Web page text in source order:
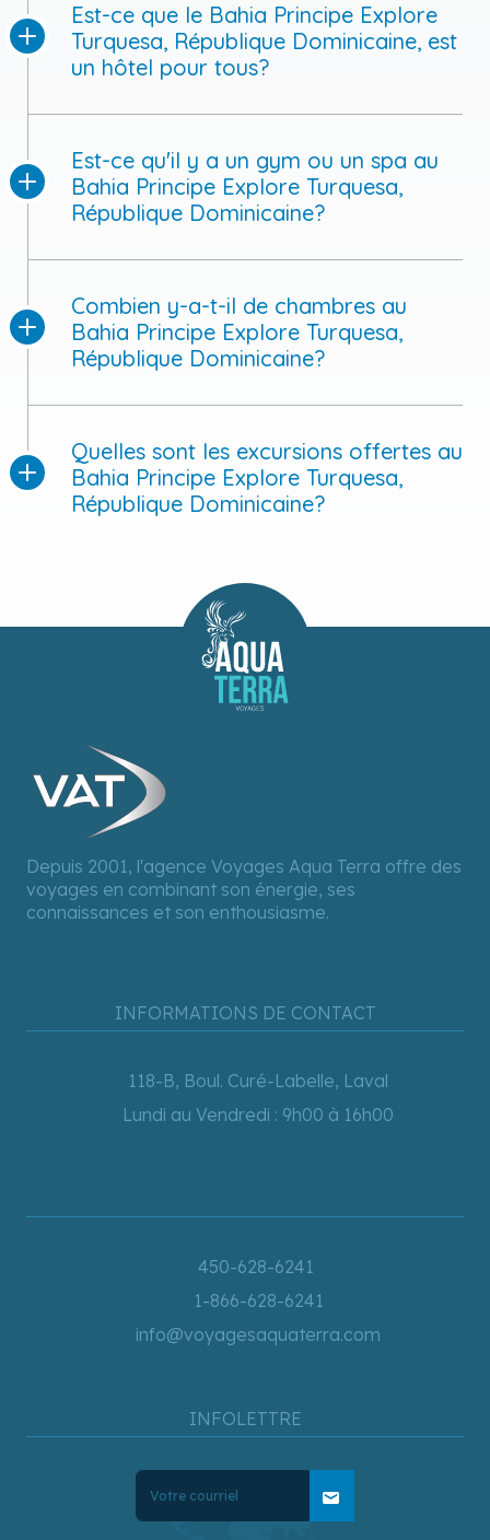
Est-ce que le Bahia Principe Explore
Turquesa, République Dominicaine, est
un hôtel pour tous?
Est-ce qu'il y a un gym ou un spa au
Bahia Principe Explore Turquesa,
République Dominicaine?
Combien y-a-t-il de chambres au
Bahia Principe Explore Turquesa,
République Dominicaine?
Quelles sont les excursions offertes au
Bahia Principe Explore Turquesa,
République Dominicaine?
Depuis 2001, l'agence Voyages Aqua Terra offre des
voyages en combinant son énergie, ses
connaissances et son enthousiasme.
INFORMATIONS DE CONTACT
118-B, Boul. Curé-Labelle, Laval
Lundi au Vendredi : 9h00 à 16h00
450-628-6241
1-866-628-6241
info@voyagesaquaterra.com
INFOLETTRE
mail